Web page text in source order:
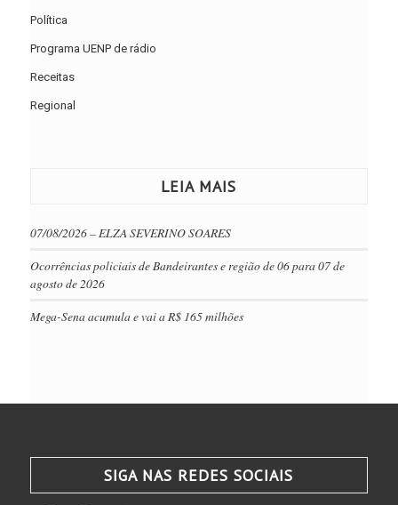
Política
Programa UENP de rádio
Receitas
Regional
LEIA MAIS
07/08/2026 – ELZA SEVERINO SOARES
Ocorrências policiais de Bandeirantes e região de 06 para 07 de
agosto de 2026
Mega-Sena acumula e vai a R$ 165 milhões
SIGA NAS REDES SOCIAIS